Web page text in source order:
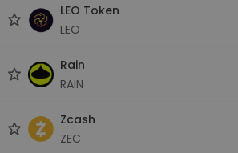
LEO Token
LEO
Rain
RAIN
Zcash
ZEC